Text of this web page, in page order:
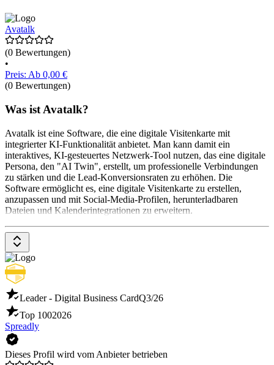
Avatalk
(0 Bewertungen)
•
Preis: Ab 0,00 €
(0 Bewertungen)
Was ist Avatalk?
Avatalk ist eine Software, die eine digitale Visitenkarte mit
integrierter KI-Funktionalität anbietet. Man kann damit ein
interaktives, KI-gesteuertes Netzwerk-Tool nutzen, das eine digitale
Persona, den "AI Twin", erstellt, um professionelle Verbindungen
zu stärken und die Lead-Konversionsraten zu erhöhen. Die
Software ermöglicht es, eine digitale Visitenkarte zu erstellen,
anzupassen und mit Social-Media-Profilen, herunterladbaren
Dateien und Kalenderintegrationen zu erweitern.
Leader - Digital Business CardQ3/26
Top 1002026
Spreadly
Dieses Profil wird vom Anbieter betrieben